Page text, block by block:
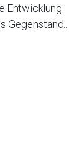
Entwicklung